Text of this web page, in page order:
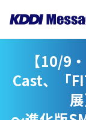
【10/9
Cast、「